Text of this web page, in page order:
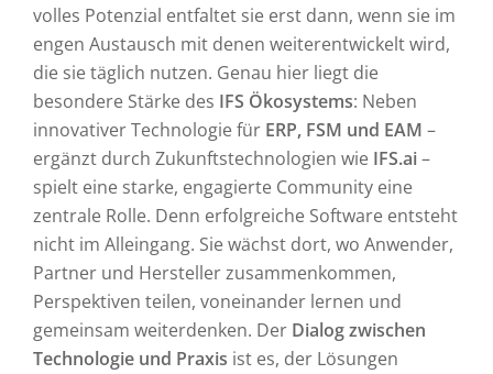
volles Potenzial entfaltet sie erst dann, wenn sie im
engen Austausch mit denen weiterentwickelt wird,
die sie täglich nutzen. Genau hier liegt die
besondere Stärke des IFS Ökosystems: Neben
innovativer Technologie für ERP, FSM und EAM –
ergänzt durch Zukunftstechnologien wie IFS.ai–
spielt eine starke, engagierte Community eine
zentrale Rolle. Denn erfolgreiche Software entsteht
nicht im Alleingang. Sie wächst dort, wo Anwender,
Partner und Hersteller zusammenkommen,
Perspektiven teilen, voneinander lernen und
gemeinsam weiterdenken. Der Dialog zwischen
Technologie und Praxis ist es, der Lösungen